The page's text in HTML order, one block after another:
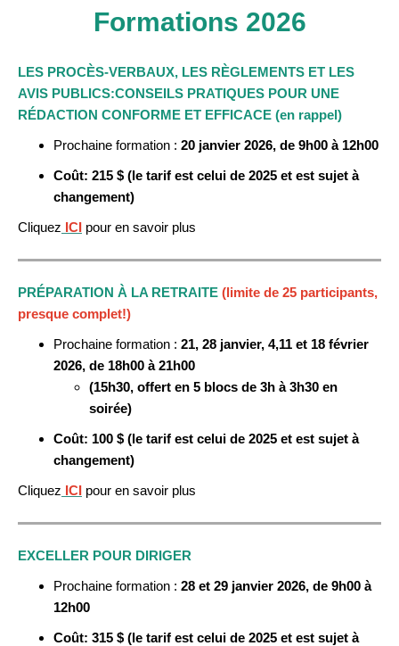
Formations 2026
LES PROCÈS-VERBAUX, LES RÈGLEMENTS ET LES
AVIS PUBLICS:CONSEILS PRATIQUES POUR UNE
RÉDACTION CONFORME ET EFFICACE (en rappel)
Prochaine formation : 20 janvier 2026, de 9h00 à 12h00
Coût: 215 $ (le tarif est celui de 2025 et est sujet à
changement)
Cliquez ICI pour en savoir plus
PRÉPARATION À LA RETRAITE (limite de 25 participants,
presque complet!)
Prochaine formation : 21, 28 janvier, 4,11 et 18 février
2026, de 18h00 à 21h00
(15h30, offert en 5 blocs de 3h à 3h30 en
soirée)
Coût: 100 $ (le tarif est celui de 2025 et est sujet à
changement)
Cliquez ICI pour en savoir plus
EXCELLER POUR DIRIGER
Prochaine formation : 28 et 29 janvier 2026, de 9h00 à
12h00
Coût: 315 $ (le tarif est celui de 2025 et est sujet à